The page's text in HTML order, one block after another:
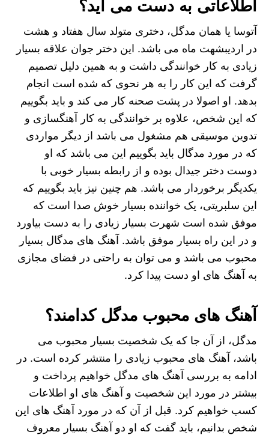
اطلاعاتی به دست می آید؟
آتوسا یا همان مدگل، دختری متولد سال هفتاد و هشت
در اردیبشهت ماه می باشد. این دختر جوان علاقه بسیار
زیادی به کار خوانندگی داشت و به همین دلیل تصمیم
گرفت که این کار را به هر نحوی که شده است انجام
بدهد. او اصولا در پشت صحنه کار می کند و باید بگوییم
که این شخص، علاوه بر خوانندگی به کار آهنگسازی و
تدوین موسیقی هم مشغول می باشد از دیگر مواردی
که در مورد مدگال باید بگوییم این می باشد که او
دوست دختر جیدال بوده و از رابطه بسیار خوبی با
یکدیگر برخوردار می باشد. هم چنین نیز باید بگوییم که
این سلبریتی، یک خواننده بسیار خوش صدا است که
موفق شده است شهرت بسیار زیادی را به دست بیاورد
و در این راه بسیار موفق باشد. آهنگ های مدگال بسیار
محبوب می باشد و می توان به راحتی در فضای مجازی
به آهنگ های او دست پیدا کرد.
آهنگ های محبوب مدگل کدامند؟
مدگل، از آن جا که یک شخصیت بسیار محبوب می
باشد، آهنگ های محبوب زیادی را منتشر کرده است. در
ادامه به بررسی آهنگ های مدگل خواهیم پرداخت و
بیشتر در مورد این شخصیت و آهنگ های او اطلاعات
کسب خواهیم کرد. قبل از آن که در مورد آهنگ های این
شخص بدانیم، باید گفت که او دو آهنگ بسیار معروف